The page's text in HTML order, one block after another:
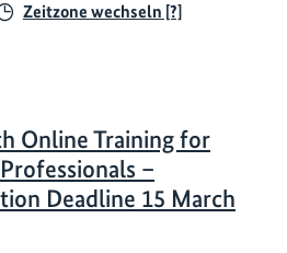
Zeitzone wechseln [?]
Online Training for
–
Deadline 15 March